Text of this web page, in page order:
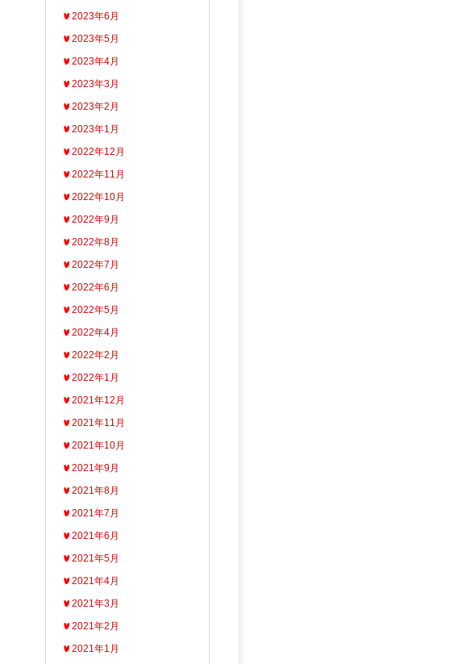
2023年6月
2023年5月
2023年4月
2023年3月
2023年2月
2023年1月
2022年12月
2022年11月
2022年10月
2022年9月
2022年8月
2022年7月
2022年6月
2022年5月
2022年4月
2022年2月
2022年1月
2021年12月
2021年11月
2021年10月
2021年9月
2021年8月
2021年7月
2021年6月
2021年5月
2021年4月
2021年3月
2021年2月
2021年1月